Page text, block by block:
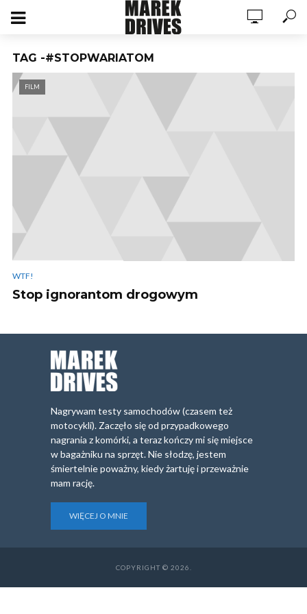
TAG -#STOPWARIATOM
FILM
WTF!
Stop ignorantom drogowym
Nagrywam testy samochodów (czasem też
motocykli). Zaczęło się od przypadkowego
nagrania z komórki, a teraz kończy mi się miejsce
w bagażniku na sprzęt. Nie słodzę, jestem
śmiertelnie poważny, kiedy żartuję i przeważnie
mam rację.
WIĘCEJ O MNIE
COPYRIGHT © 2026.